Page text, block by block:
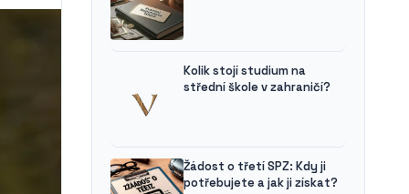
Kolik stojí studium na
střední škole v zahraničí?
Žádost o třetí SPZ: Kdy ji
potřebujete a jak ji získat?